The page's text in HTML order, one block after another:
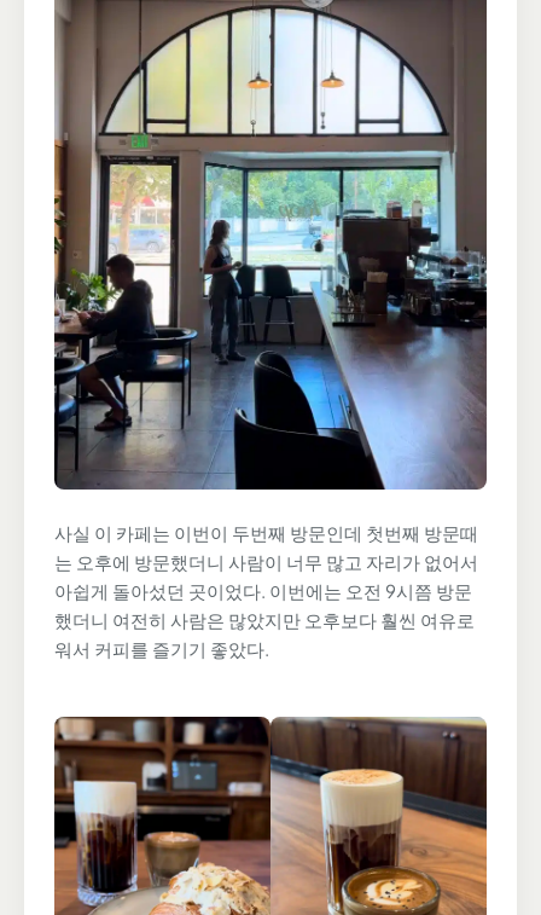
사실 이 카페는 이번이 두번째 방문인데 첫번째 방문때
는 오후에 방문했더니 사람이 너무 많고 자리가 없어서
아쉽게 돌아섰던 곳이었다. 이번에는 오전 9시쯤 방문
했더니 여전히 사람은 많았지만 오후보다 훨씬 여유로
워서 커피를 즐기기 좋았다.